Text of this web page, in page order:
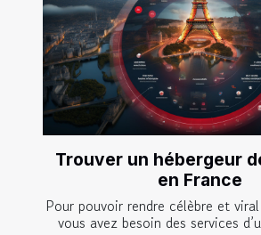
Trouver un hébergeur
en France
Pour pouvoir rendre célèbre et
vous avez besoin des services